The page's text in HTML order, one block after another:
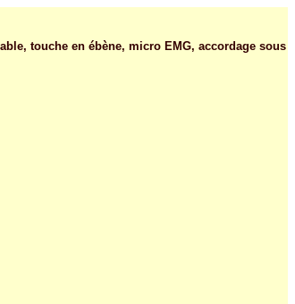
touche en ébène, micro EMG, accordage sous